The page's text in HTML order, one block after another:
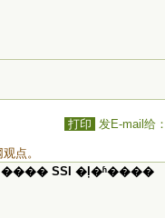
打印 发E-mail给
点。
���� SSI �ļ�ʱ����